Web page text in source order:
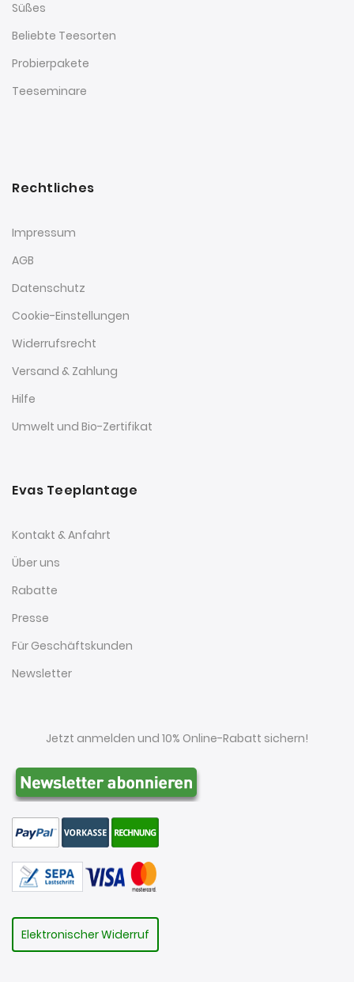
Süßes
Beliebte Teesorten
Probierpakete
Teeseminare
Rechtliches
Impressum
AGB
Datenschutz
Cookie-Einstellungen
Widerrufsrecht
Versand & Zahlung
Hilfe
Umwelt und Bio-Zertifikat
Evas Teeplantage
Kontakt & Anfahrt
Über uns
Rabatte
Presse
Für Geschäftskunden
Newsletter
Jetzt anmelden und 10% Online-Rabatt sichern!
Elektronischer Widerruf